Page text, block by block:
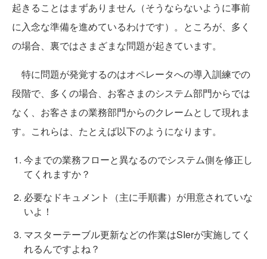
起きることはまずありません（そうならないように事前
に入念な準備を進めているわけです）。ところが、多く
の場合、裏ではさまざまな問題が起きています。
特に問題が発覚するのはオペレータへの導入訓練での
段階で、多くの場合、お客さまのシステム部門からでは
なく、お客さまの業務部門からのクレームとして現れま
す。これらは、たとえば以下のようになります。
今までの業務フローと異なるのでシステム側を修正し
てくれますか？
必要なドキュメント（主に手順書）が用意されていな
いよ！
マスターテーブル更新などの作業はSIerが実施してく
れるんですよね？